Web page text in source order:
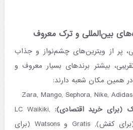
بین‌المللی و ترک معروف
پر از ویترین‌های چشم‌نواز و جذاب
بیشتر برندهای بسیار معروف و
همین مکان شعبه دارند:
(برای خرید اقتصادی): LC Waikiki,
Koton, DeFacto, Flo (برای کفش), Gratis و Watsons (برای